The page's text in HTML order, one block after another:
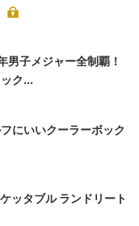
男子メジャー全制覇！
ク...
にいいクーラーボック
ッタブル ランドリート